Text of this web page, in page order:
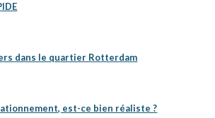
dans le quartier Rotterdam
est-ce bien réaliste ?